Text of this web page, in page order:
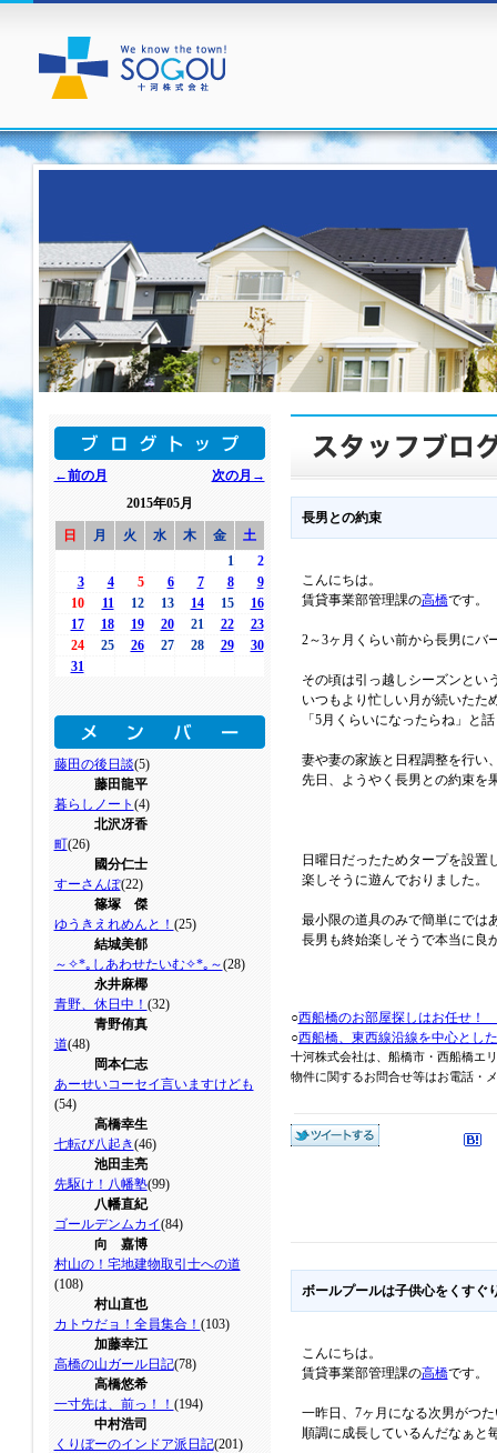
←前の月
次の月→
2015年05月
日 月 火 水 木 金
土
1
2
3
4 5 6 7 8
9
10
11 12 13 14 15
16
17
18 19 20 21 22
23
24
25 26 27 28 29
30
31
藤田の後日談(5)
藤田龍平
暮らしノート (4)
北沢冴香
町(26)
國分仁士
すーさんぽ(22)
篠塚 傑
ゆうきえれめんと！ (25)
結城美郁
～✧*｡しあわせたいむ✧*｡～(28)
永井麻椰
青野、休日中！ (32)
青野侑真
道(48)
岡本仁志
あーせいコーセイ言いますけども
(54)
高橋幸生
七転び八起き(46)
池田圭亮
先駆け！八幡塾(99)
八幡直紀
ゴールデンムカイ(84)
向 嘉博
村山の！宅地建物取引士への道
(108)
村山直也
カトウだョ！全員集合！ (103)
加藤幸江
高橋の山ガール日記(78)
高橋悠希
一寸先は、前っ！！ (194)
中村浩司
くりぼーのインドア派日記(201)
長男との約束
こんにちは。
賃貸事業部管理課の高橋です。
2～3ヶ月くらい前から長男にバ
その頃は引っ越しシーズンとい
いつもより忙しい月が続いたた
「5月くらいになったらね」と
妻や妻の家族と日程調整を行い
先日、ようやく長男との約束を
日曜日だったためタープを設置
楽しそうに遊んでおりました。
最小限の道具のみで簡単にでは
長男も終始楽しそうで本当に良
○西船橋のお部屋探しはお任せ！
○西船橋、東西線沿線を中心とし
十河株式会社は、船橋市・西船橋エ
物件に関するお問合せ等はお電話・
ボールプールは子供心をくすぐ
こんにちは。
賃貸事業部管理課の高橋です。
一昨日、7ヶ月になる次男がつ
順調に成長しているんだなぁと